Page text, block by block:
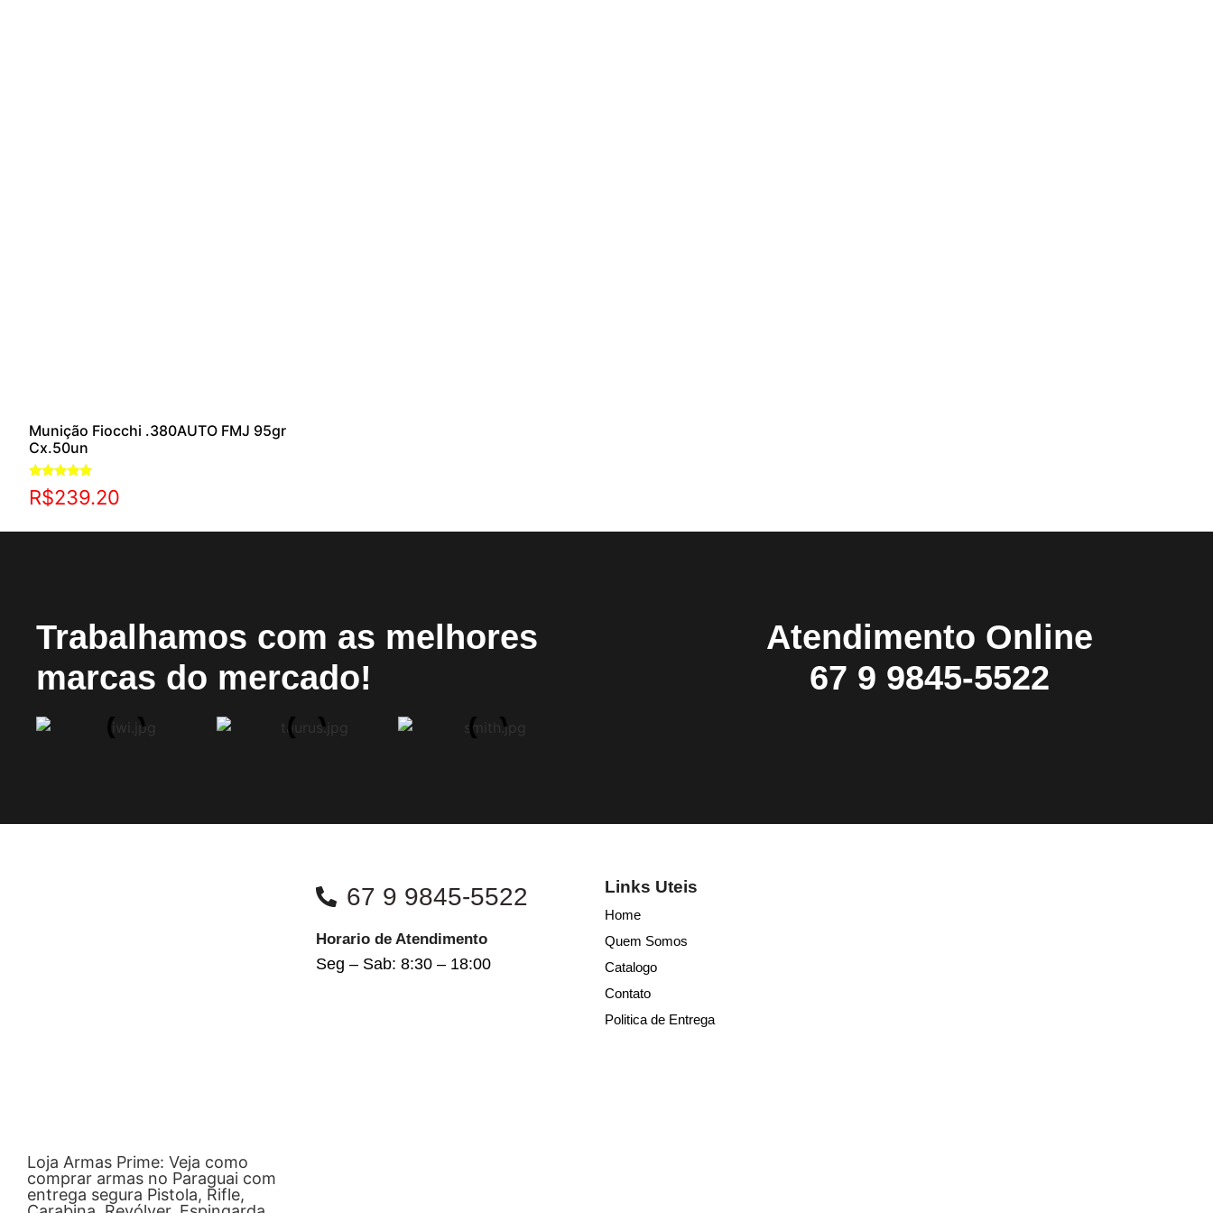
Munição Fiocchi .380AUTO FMJ 95gr
Cx.50un
Avaliação
5.00
R$239.20
Trabalhamos com as melhores
marcas do mercado!
Atendimento Online
67 9 9845-5522
Loja Armas Prime: Veja como
comprar armas no Paraguai com
entrega segura Pistola, Rifle,
67 9 9845-5522
Horario de Atendimento
Seg – Sab: 8:30 – 18:00
Links Uteis
Home
Quem Somos
Catalogo
Contato
Politica de Entrega